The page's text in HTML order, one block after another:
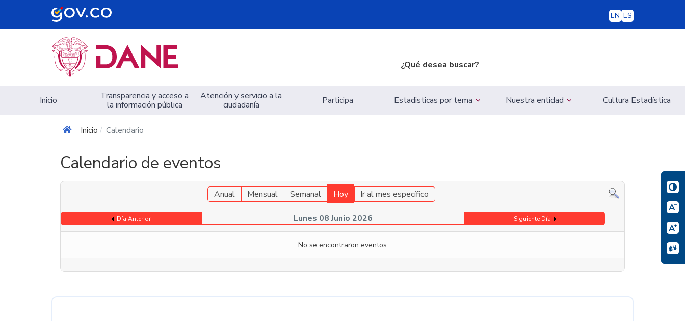
EN ES
¿Qué desea buscar?
Inicio
Transparencia y acceso a
la información pública
Atención y servicio a la
ciudadanía
Participa Estadisticas por tema Nuestra entidad Cultura Estadística
Inicio Calendario
Calendario de eventos
Anual Mensual Semanal Hoy Ir al mes específico
Día Anterior Lunes 08 Junio 2026 Siguiente Día
No se encontraron eventos